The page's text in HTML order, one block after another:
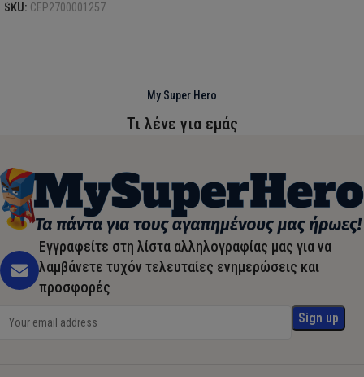
SKU: CEP2700001257
My Super Hero
Τι λένε για εμάς
Εγγραφείτε στη λίστα αλληλογραφίας μας για να
λαμβάνετε τυχόν τελευταίες ενημερώσεις και
προσφορές